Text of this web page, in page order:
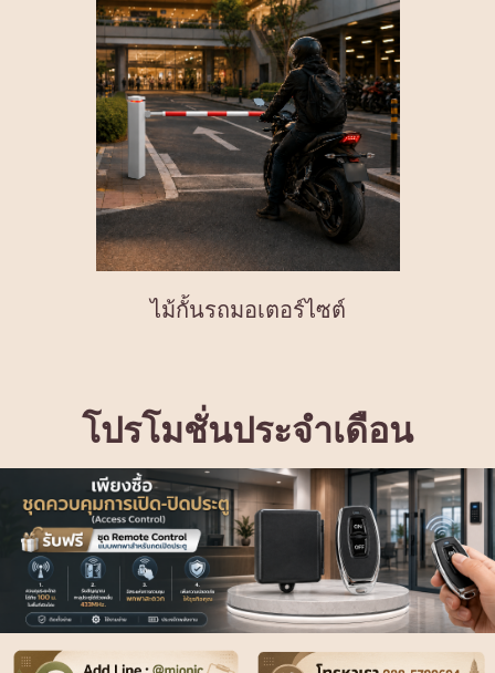
ไม้กั้นรถมอเตอร์ไซต์
โปรโมชั่นประจำเดือน